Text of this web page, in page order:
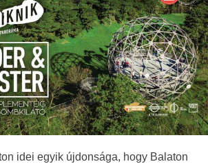
idei egyik újdonsága, hogy Balaton